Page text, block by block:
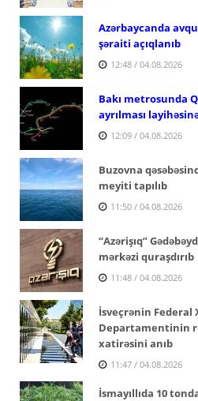
Azərbaycanda
şəraiti açıqlanıb
12:48 / 04.08.2026
Bakı metrosunda
ayrılması
12:09 / 04.08.2026
Buzovna
meyiti tapılıb
11:50 / 04.08.2026
“Azərişıq”
mərkəzi quraşdırıb
11:48 / 04.08.2026
İsveçrənin Federal
Departamentinin
xatirəsini anıb
11:47 / 04.08.2026
İsmayıllıda 10